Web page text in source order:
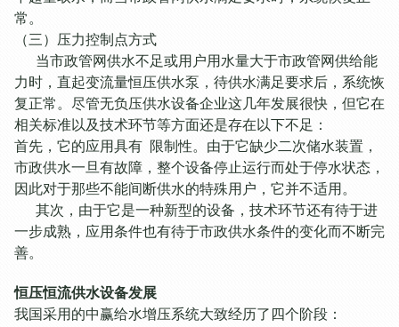
常。
（三）压力控制点方式
当市政管网供水不足或用户用水量大于市政管网供给能
力时，直起变流量恒压供水泵，待供水满足要求后，系统恢
复正常。尽管无负压供水设备企业这几年发展很快，但它在
相关标准以及技术环节等方面还是存在以下不足：
首先，它的应用具有 限制性。由于它缺少二次储水装置，
市政供水一旦有故障，整个设备停止运行而处于停水状态，
因此对于那些不能间断供水的特殊用户，它并不适用。
其次，由于它是一种新型的设备，技术环节还有待于进
一步成熟，应用条件也有待于市政供水条件的变化而不断完
善。
恒压恒流供水设备发展
我国采用的中赢给水增压系统大致经历了四个阶段：